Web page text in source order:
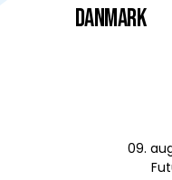
DANMARK
09.